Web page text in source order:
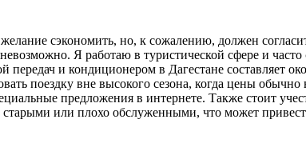
сэкономить, но, к сожалению, должен
Я работаю в туристической сфере и
передач и кондиционером в Дагестане составляет
поездку вне высокого сезона, когда цены
предложения в интернете. Также стоит
или плохо обслуженными, что может